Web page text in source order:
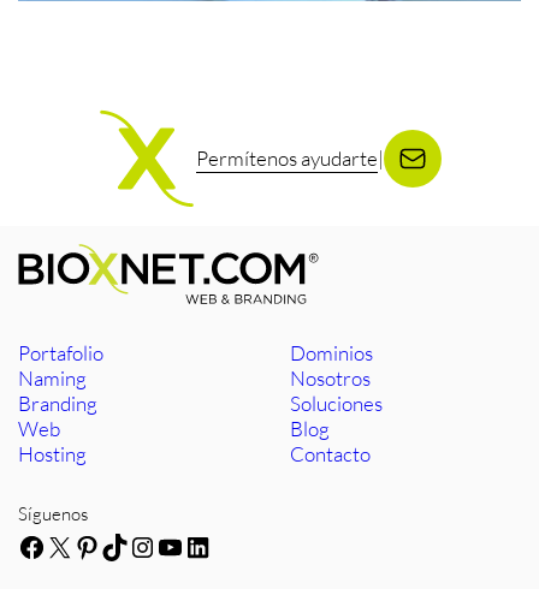
Permítenos ayudarte|
Portafolio
Naming
Branding
Web
Hosting
Dominios
Nosotros
Soluciones
Blog
Contacto
Síguenos
Facebook
X Pinterest
TikTok
Instagram
YouTube
LinkedIn